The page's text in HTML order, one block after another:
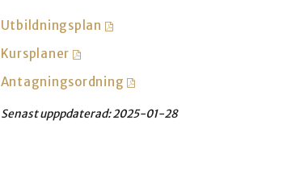
Utbildningsplan
Kursplaner
Antagningsordning
Senast upppdaterad:2025-01-28